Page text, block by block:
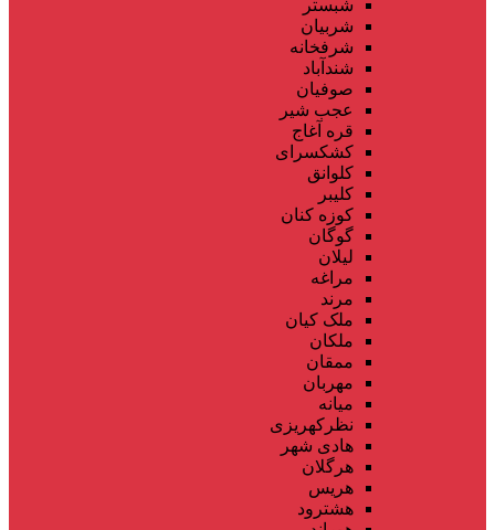
شبستر
شربیان
شرفخانه
شندآباد
صوفیان
عجب شیر
قره آغاج
کشکسرای
کلوانق
کلیبر
کوزه کنان
گوگان
لیلان
مراغه
مرند
ملک کیان
ملکان
ممقان
مهربان
میانه
نظرکهریزی
هادی شهر
هرگلان
هریس
هشترود